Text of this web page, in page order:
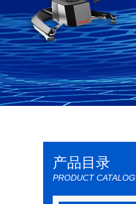
产品目录
PRODUCT CATALOG